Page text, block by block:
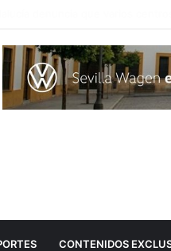
CONTENIDOS